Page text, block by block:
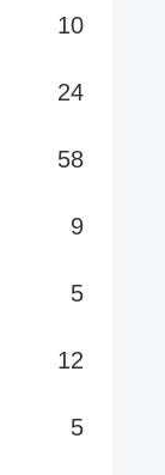
10
24
58
9
5
12
5